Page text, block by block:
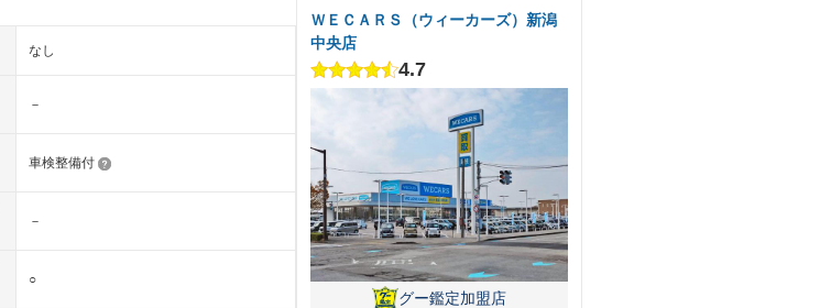
なし
－
車検整備付
－
○
ＷＥＣＡＲＳ（ウィーカーズ）新潟
中央店
4.7
グー鑑定加盟店